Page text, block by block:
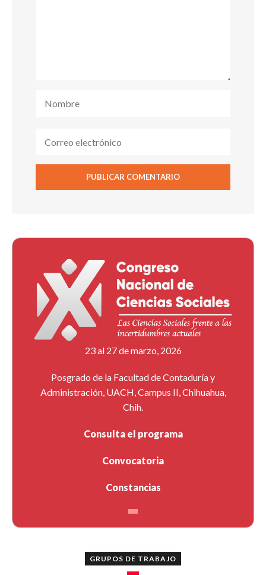
23 al 27 de marzo, 2026
Posgrado de la Facultad de Contaduría y
Administración, UACH, Campus II, Chihuahua,
Chih.
Consulta el programa
Convocatoria
Constancias
GRUPOS DE TRABAJO